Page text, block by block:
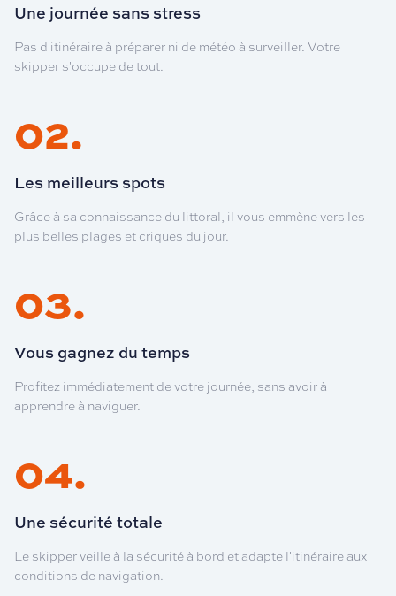
Une journée sans stress
Pas d'itinéraire à préparer ni de météo à surveiller. Votre
skipper s'occupe de tout.
02.
Les meilleurs spots
Grâce à sa connaissance du littoral, il vous emmène vers les
plus belles plages et criques du jour.
03.
Vous gagnez du temps
Profitez immédiatement de votre journée, sans avoir à
apprendre à naviguer.
04.
Une sécurité totale
Le skipper veille à la sécurité à bord et adapte l'itinéraire aux
conditions de navigation.